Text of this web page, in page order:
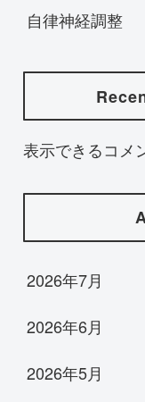
自律神経調整
表示できるコメ
2026年7月
2026年6月
2026年5月